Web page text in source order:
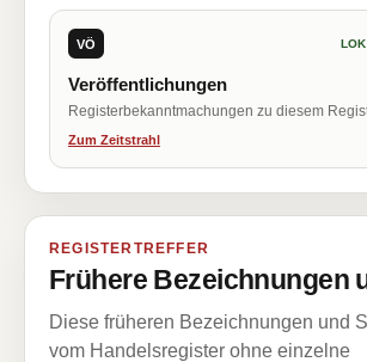
VÖ
Veröffentlichungen
Registerbekanntmachungen zu diesem
Zum Zeitstrahl
REGISTERTREFFER
Frühere Bezeichnungen
Diese früheren Bezeichnungen und
vom Handelsregister ohne einzelne